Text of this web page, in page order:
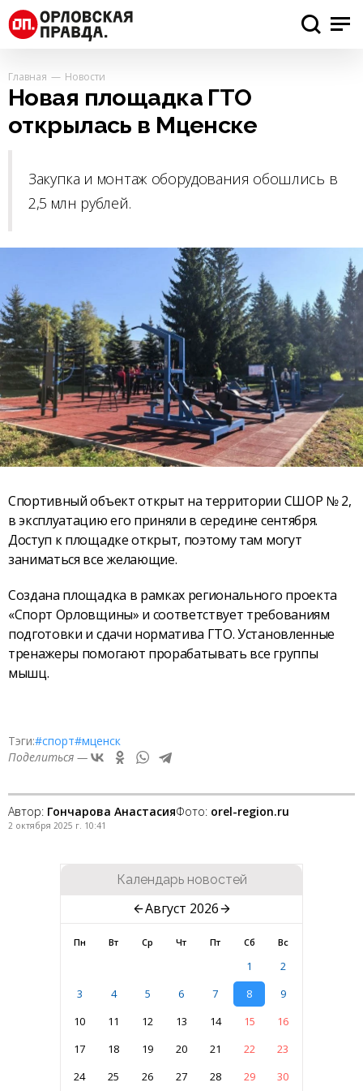
Главная Новости
Новая площадка ГТО
открылась в Мценске
Закупка и монтаж оборудования обошлись в
2,5 млн рублей.
Спортивный объект открыт на территории СШОР № 2,
в эксплуатацию его приняли в середине сентября.
Доступ к площадке открыт, поэтому там могут
заниматься все желающие.
Создана площадка в рамках регионального проекта
«Спорт Орловщины» и соответствует требованиям
подготовки и сдачи норматива ГТО. Установленные
тренажеры помогают прорабатывать все группы
мышц.
Тэги:#спорт#мценск
Поделиться —
Автор: Гончарова АнастасияФото: orel-region.ru
2 октября 2025 г. 10:41
Календарь новостей
Август 2026
Пн Вт Ср Чт Пт Сб Вс
1
2
3
4 5 6 7 8
9
10
11 12 13 14 15
16
17
18 19 20 21 22
23
24
25 26 27 28 29 30